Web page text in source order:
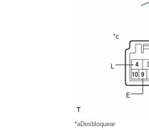
*aDesbloquear